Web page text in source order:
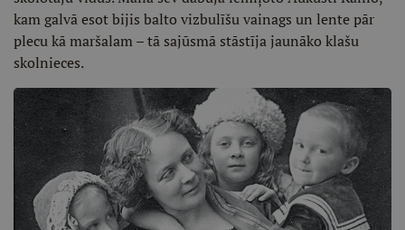
kam galvā esot bijis balto vizbulīšu vainags un lente pār
plecu kā maršalam – tā sajūsmā stāstīja jaunāko klašu
skolnieces.